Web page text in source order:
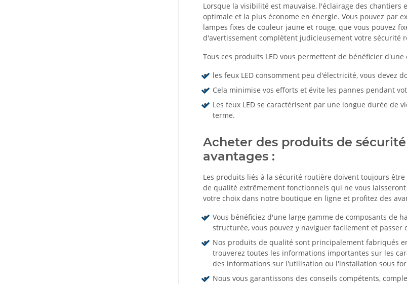
Lorsque la visibilité est mauvaise, l'éclairage des chantiers
optimale et la plus économe en énergie. Vous pouvez par
lampes fixes de couleur jaune et rouge, que vous pouvez
d'avertissement complètent judicieusement votre sécurité
Tous ces produits LED vous permettent de bénéficier
les feux LED consomment peu d'électricité, vous devez
Cela minimise vos efforts et évite les pannes pendant
Les feux LED se caractérisent par une longue durée de
terme.
Acheter des produits de
avantages :
Les produits liés à la sécurité routière doivent toujours
de qualité extrêmement fonctionnels qui ne vous
votre choix dans notre boutique en ligne et profitez des
Vous bénéficiez d'une large gamme de composants de
structurée, vous pouvez y naviguer facilement et passer
Nos produits de qualité sont principalement fabriqués
trouverez toutes les informations importantes sur les
des informations sur l'utilisation ou l'installation sous
Nous vous garantissons des conseils compétents,